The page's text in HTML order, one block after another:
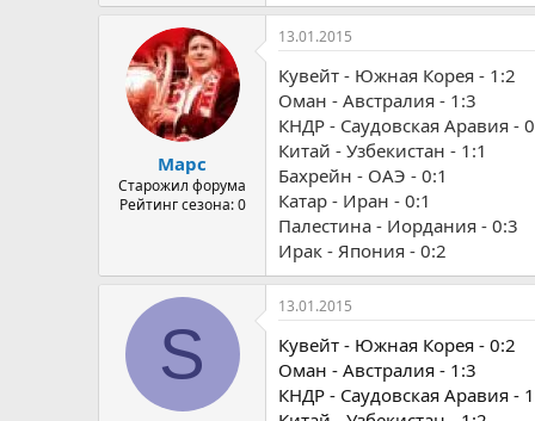
Марс
Старожил форума
Рейтинг сезона: 0
13.01.2015
Кувейт - Южная Корея - 1:2
Оман - Австралия - 1:3
КНДР - Саудовская Аравия -
Китай - Узбекистан - 1:1
Бахрейн - ОАЭ - 0:1
Катар - Иран - 0:1
Палестина - Иордания - 0:3
Ирак - Япония - 0:2
S
13.01.2015
Кувейт - Южная Корея - 0:2
Оман - Австралия - 1:3
КНДР - Саудовская Аравия -